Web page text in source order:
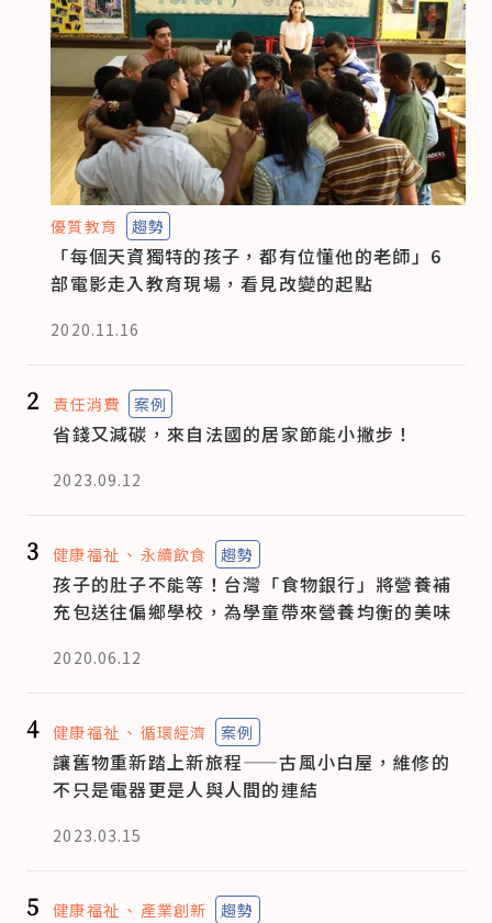
優質教育 趨勢
「每個天資獨特的孩子，都有位懂他的老師」6
部電影走入教育現場，看見改變的起點
2020.11.16
2 責任消費 案例
省錢又減碳，來自法國的居家節能小撇步！
2023.09.12
3 健康福祉 永續飲食 趨勢
孩子的肚子不能等！台灣「食物銀行」將營養補
充包送往偏鄉學校，為學童帶來營養均衡的美味
2020.06.12
4 健康福祉 循環經濟 案例
讓舊物重新踏上新旅程——古風小白屋，維修的
不只是電器更是人與人間的連結
2023.03.15
5 健康福祉 產業創新 趨勢